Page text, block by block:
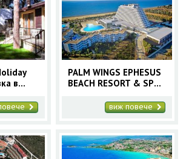
в
PALM WINGS EPHESUS
BEACH RESORT & SPA |
виж повече